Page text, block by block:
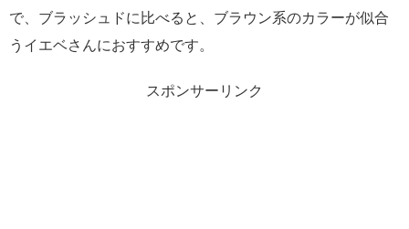
で、ブラッシュドに比べると、ブラウン系のカラーが似合
うイエベさんにおすすめです。
スポンサーリンク